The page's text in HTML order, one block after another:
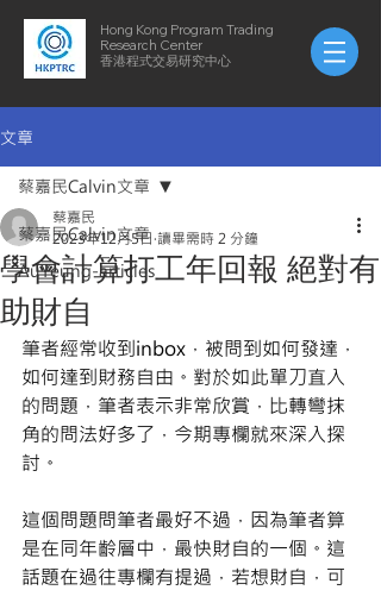
Hong Kong Program Trading
Research Center
​​香港程式交易研究中心
文章
蔡嘉民Calvin文章
AuYeung-articles
蔡嘉民Calvin文章
學會計算打工年回報 絕對有
助財自
蔡嘉民
2023年12月5日 讀畢需時 2 分鐘
筆者經常收到inbox，被問到如何發達，
如何達到財務自由。對於如此單刀直入
的問題，筆者表示非常欣賞，比轉彎抹
角的問法好多了，今期專欄就來深入探
討。
這個問題問筆者最好不過，因為筆者算
是在同年齡層中，最快財自的一個。這
話題在過往專欄有提過，若想財自，可